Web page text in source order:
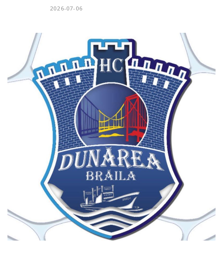
2026-07-06